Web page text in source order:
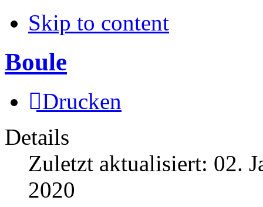
Skip to content
Boule
Drucken
Details
Zuletzt aktualisiert: 02.
2020